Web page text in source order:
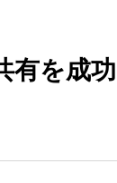
有を成